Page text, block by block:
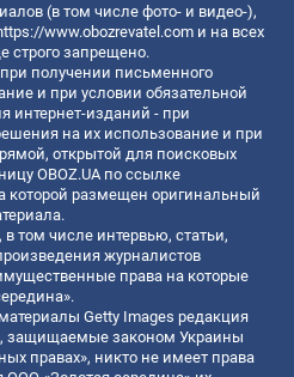
(в том числе фото- и видео-),
www.obozrevatel.com и на всех
строго запрещено.
получении письменного
и при условии обязательной
интернет-изданий - при
на их использование и при
открытой для поисковых
OBOZ.UA по ссылке
которой размещен оригинальный
том числе интервью, статьи,
журналистов
права на которые
Getty Images редакция
защищаемые законом Украины
правах», никто не имеет права